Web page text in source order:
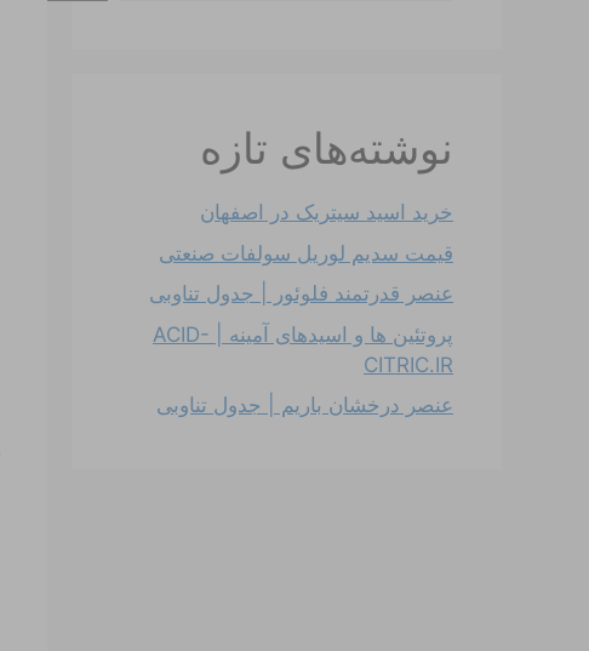
نوشته‌های تازه
خرید اسید سیتریک در اصفهان
قیمت سدیم لوریل سولفات صنعتی
عنصر قدرتمند فلوئور | جدول تناوبی
پروتئین ها و اسیدهای آمینه | ACID-
CITRIC.IR
عنصر درخشان باریم | جدول تناوبی